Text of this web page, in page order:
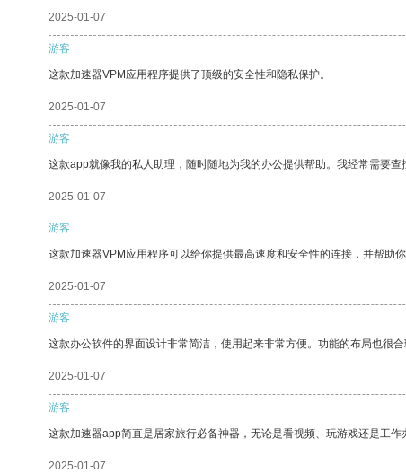
2025-01-07
游客
这款加速器VPM应用程序提供了顶级的安全性和隐私保护。
2025-01-07
游客
这款app就像我的私人助理，随时随地为我的办公提供帮助。我经常需要
2025-01-07
游客
这款加速器VPM应用程序可以给你提供最高速度和安全性的连接，并帮助你
2025-01-07
游客
这款办公软件的界面设计非常简洁，使用起来非常方便。功能的布局也很合
2025-01-07
游客
这款加速器app简直是居家旅行必备神器，无论是看视频、玩游戏还是工作
2025-01-07